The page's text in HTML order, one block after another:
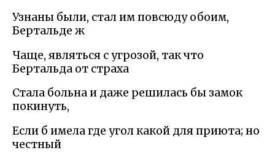
Узнаны были, стал им повсюду обоим,
Бертальде ж
Чаще, являться с угрозой, так что
Бертальда от страха
Стала больна и даже решилась бы замок
покинуть,
Если б имела где угол какой для приюта; но
честный